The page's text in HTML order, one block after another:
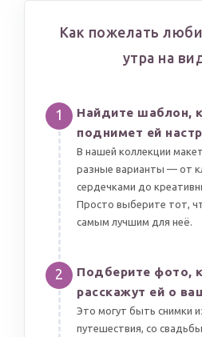
Как пожелать
утра на
1
Найдите шаблон,
поднимет ей
В нашей коллекции
разные варианты — от
сердечками до
Просто выберите тот,
самым лучшим для неё.
2
Подберите фото,
расскажут ей о
Это могут быть снимки
путешествия, со